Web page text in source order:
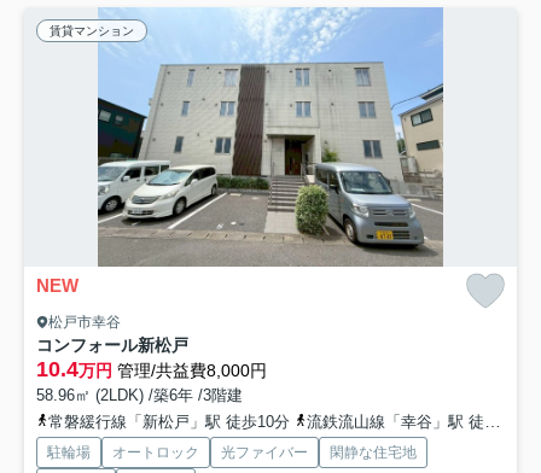
賃貸マンション
NEW
松戸市幸谷
コンフォール新松戸
10.4万円 管理/共益費8,000円
58.96㎡ (2LDK) /築6年 /3階建
常磐緩行線「新松戸」駅 徒歩10分
流鉄流山線「幸谷」駅 徒歩12分
駐輪場 オートロック 光ファイバー
閑静な住宅地